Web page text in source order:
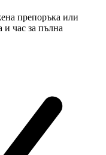
препоръка или
и час за пълна